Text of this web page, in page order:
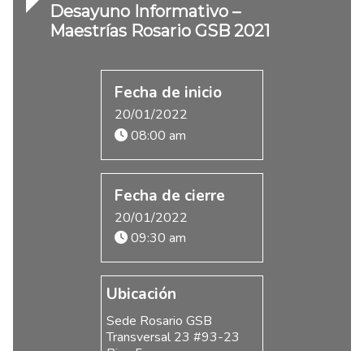
Desayuno Informativo –
Maestrías Rosario GSB 2021
Fecha de inicio
20/01/2022
08:00 am
Fecha de cierre
20/01/2022
09:30 am
Ubicación
Sede Rosario GSB
Transversal 23 #93-23